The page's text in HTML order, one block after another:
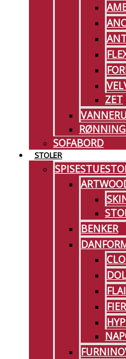
ZET
RØNNING
SOFABORD
STOLER
BENKER